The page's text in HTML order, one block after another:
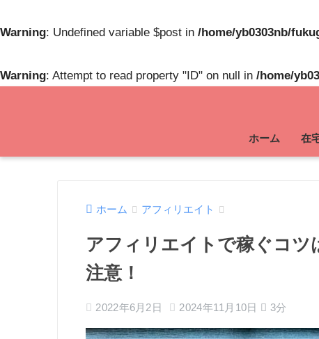
Warning: Undefined variable $post in /home/yb0303nb/
Warning: Attempt to read property "ID" on null in /home/
ホーム 在
ホーム アフィリエイト
アフィリエイトで稼ぐコツ
注意！
2022年6月2日 2024年11月10日 3分